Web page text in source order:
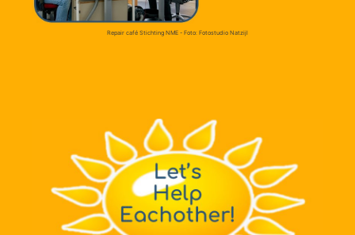
Repair café Stichting NME - Foto: Fotostudio Natzijl